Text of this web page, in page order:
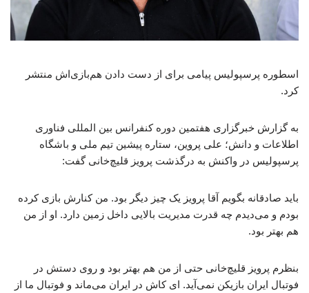
اسطوره پرسپولیس پیامی برای از دست دادن هم‌بازی‌اش منتشر
کرد.
به گزارش خبرگزاری هفتمین دوره کنفرانس بین المللی فناوری
اطلاعات و دانش؛ علی پروین، ستاره پیشین تیم ملی و باشگاه
پرسپولیس در واکنش به درگذشت پرویز قلیچ‌خانی گفت:
باید صادقانه بگویم آقا پرویز یک چیز دیگر بود. من کنارش بازی کرده
بودم و می‌دیدم چه قدرت مدیریت بالایی داخل زمین دارد. او از من
هم بهتر بود.
بنظرم پرویز قلیچ‌خانی حتی از من هم بهتر بود و روی دستش در
فوتبال ایران بازیکن نمی‌آید. ای کاش در ایران می‌ماند و فوتبال ما از